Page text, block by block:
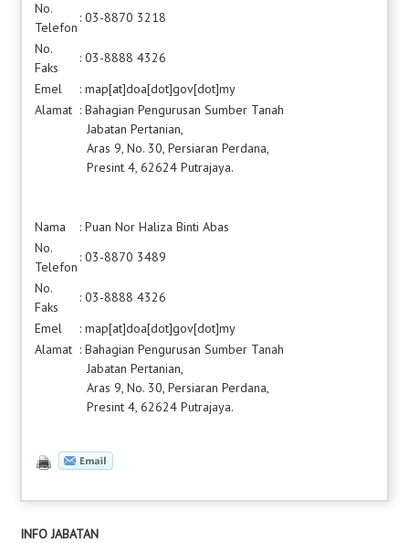
No.
Telefon
: 03-8870 3218
No.
Faks
: 03-8888 4326
Emel
: map[at]doa[dot]gov[dot]my
Alamat : Bahagian Pengurusan Sumber Tanah
Jabatan Pertanian,
Aras 9, No. 30, Persiaran Perdana,
Presint 4, 62624 Putrajaya.
Nama
: Puan Nor Haliza Binti Abas
No.
Telefon
: 03-8870 3489
No.
Faks
: 03-8888 4326
Emel
: map[at]doa[dot]gov[dot]my
Alamat : Bahagian Pengurusan Sumber Tanah
Jabatan Pertanian,
Aras 9, No. 30, Persiaran Perdana,
Presint 4, 62624 Putrajaya.
INFO JABATAN